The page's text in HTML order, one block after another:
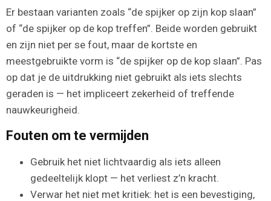
Er bestaan varianten zoals “de spijker op zijn kop slaan”
of “de spijker op de kop treffen”. Beide worden gebruikt
en zijn niet per se fout, maar de kortste en
meestgebruikte vorm is “de spijker op de kop slaan”. Pas
op dat je de uitdrukking niet gebruikt als iets slechts
geraden is — het impliceert zekerheid of treffende
nauwkeurigheid.
Fouten om te vermijden
Gebruik het niet lichtvaardig als iets alleen
gedeeltelijk klopt — het verliest z’n kracht.
Verwar het niet met kritiek: het is een bevestiging,